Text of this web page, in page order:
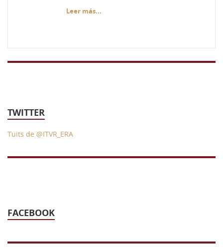
Leer más...
TWITTER
Tuits de @ITVR_ERA
FACEBOOK